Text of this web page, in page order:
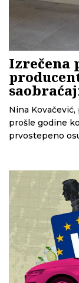
Izrečena
Nina
prošle godine
prvostepeno
godina.